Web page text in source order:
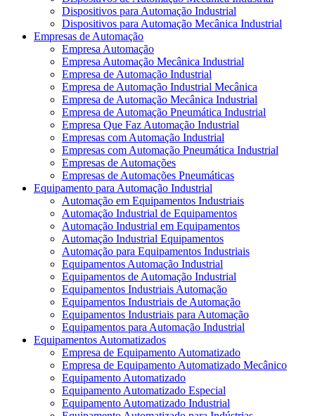
Dispositivos para Automação Industrial
Dispositivos para Automação Mecânica Industrial
Empresas de Automação
Empresa Automação
Empresa Automação Mecânica Industrial
Empresa de Automação Industrial
Empresa de Automação Industrial Mecânica
Empresa de Automação Mecânica Industrial
Empresa de Automação Pneumática Industrial
Empresa Que Faz Automação Industrial
Empresas com Automação Industrial
Empresas com Automação Pneumática Industrial
Empresas de Automações
Empresas de Automações Pneumáticas
Equipamento para Automação Industrial
Automação em Equipamentos Industriais
Automação Industrial de Equipamentos
Automação Industrial em Equipamentos
Automação Industrial Equipamentos
Automação para Equipamentos Industriais
Equipamentos Automação Industrial
Equipamentos de Automação Industrial
Equipamentos Industriais Automação
Equipamentos Industriais de Automação
Equipamentos Industriais para Automação
Equipamentos para Automação Industrial
Equipamentos Automatizados
Empresa de Equipamento Automatizado
Empresa de Equipamento Automatizado Mecânico
Equipamento Automatizado
Equipamento Automatizado Especial
Equipamento Automatizado Industrial